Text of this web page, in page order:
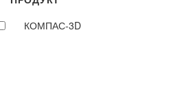
КОМПАС-3D